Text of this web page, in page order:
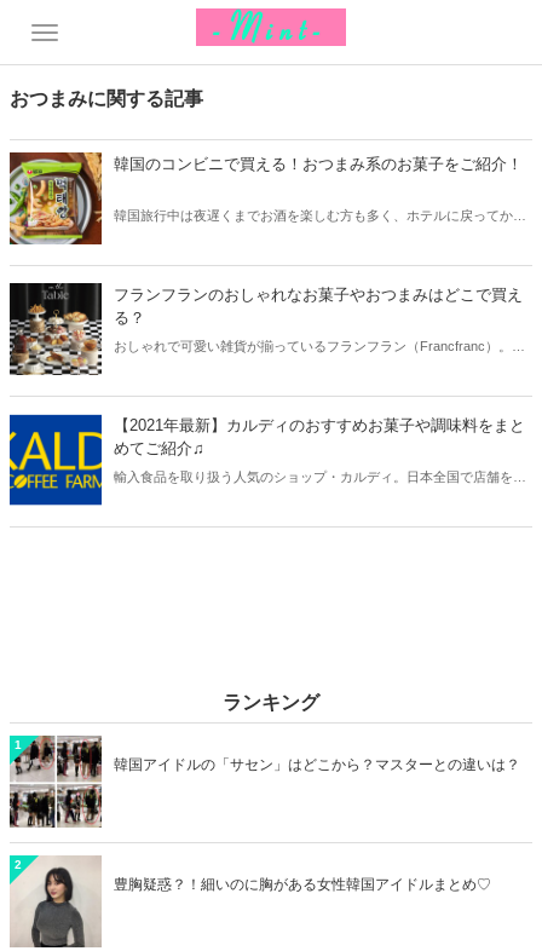
おつまみに関する記事
韓国のコンビニで買える！おつまみ系のお菓子をご紹介！
韓国旅行中は夜遅くまでお酒を楽しむ方も多く、ホテルに戻ってから
フランフランのおしゃれなお菓子やおつまみはどこで買え
る？
おしゃれで可愛い雑貨が揃っているフランフラン（Francfranc）。そ
購入できる店舗についてご紹介します。
【2021年最新】カルディのおすすめお菓子や調味料をまと
めてご紹介♫
輸入食品を取り扱う人気のショップ・カルディ。日本全国で店舗を展
ランキング
1
韓国アイドルの「サセン」はどこから？マスターとの違いは？
2
豊胸疑惑？！細いのに胸がある女性韓国アイドルまとめ♡